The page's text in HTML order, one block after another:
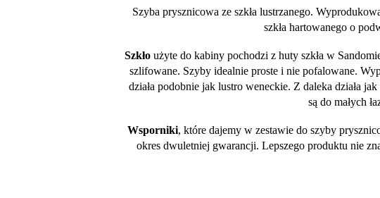
Szyba prysznicowa ze szkła lustrzanego.
szkła hartowanego o
Szkło użyte do kabiny pochodzi z huty szkła w
szlifowane. Szyby idealnie proste i nie pofalowane.
działa podobnie jak lustro weneckie. Z daleka działa
są do małych
Wsporniki, które dajemy w zestawie do szyby
okres dwuletniej gwarancji. Lepszego produktu nie